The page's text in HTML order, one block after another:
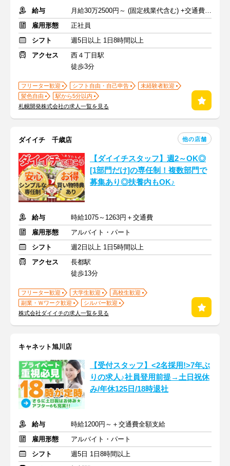
給与
月給30万2500円～ (固定残業代含む) +交通費規定支給+賞与年2回
雇用形態
正社員
シフト
週5日以上 1日8時間以上
アクセス
西４丁目駅
徒歩3分
フリーター歓迎 シフト自由・自己申告
未経験者歓迎
髪色自由
駅から5分以内
札幌開発株式会社の求人一覧を見る
ダイイチ 千歳店 他の店舗
【ダイイチスタッフ】週2～OK◎
[1部門だけ]の専任制！複数部門で
募集あり◎扶養内もOK♪
給与
時給1075～1263円＋交通費
雇用形態
アルバイト・パート
シフト
週2日以上 1日5時間以上
アクセス
長都駅
徒歩13分
フリーター歓迎 大学生歓迎
高校生歓迎
副業・Ｗワーク歓迎
シルバー歓迎
株式会社ダイイチの求人一覧を見る
キャネット旭川店
【受付スタッフ】<2名採用!>7年ぶ
りの求人♪社員登用前提→土日祝休
み/年休125日/18時退社
給与
時給1200円～＋交通費全額支給
雇用形態
アルバイト・パート
シフト
週5日 1日8時間以上